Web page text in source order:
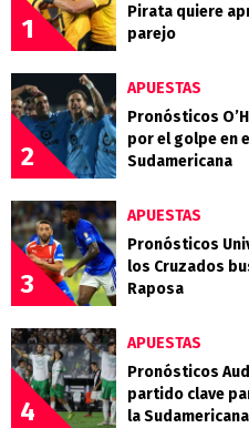
1
Pirata quiere
parejo
2
APUESTAS
Pronósticos
por el golpe en
Sudamericana
3
APUESTAS
Pronósticos
los Cruzados
Raposa
4
APUESTAS
Pronósticos
partido clave
la Sudamericana